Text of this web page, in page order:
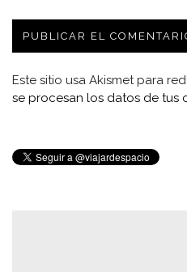
Este sitio usa Akismet para
se procesan los datos de tus